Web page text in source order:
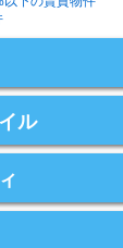
ル